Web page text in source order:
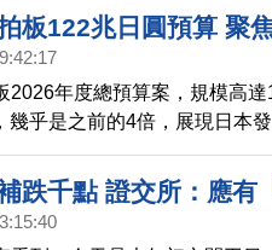
，達到超過6.5兆日圓、增加3
設廠，日本版的「科學園區」
由義大利時尚之都米蘭，跟柯
各國時尚品牌的，時尚戰。
板122兆日圓預算 聚
銀價格創紀錄！金價
判進度 經貿辦：安排
敗 台積電仍是輝達最
2026年度總預算案，規模高
幾乎是之前的4倍，展現日本
鉑金價格，接連創高。分析師
司5000美元。 美台關稅談判
方，安排總結會議，雙方盼達
跌千點 證交所：應有